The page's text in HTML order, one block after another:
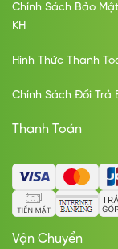
Chính Sách Bảo
KH
Hình Thức Thanh
Chính Sách Đổi Trả
Thanh Toán
Vận Chuyển